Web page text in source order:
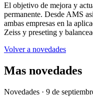
El objetivo de mejora y
permanente. Desde AMS
ambas empresas en la
Zeiss y preseting y
Volver a novedades
Mas novedades
Novedades · 9 de